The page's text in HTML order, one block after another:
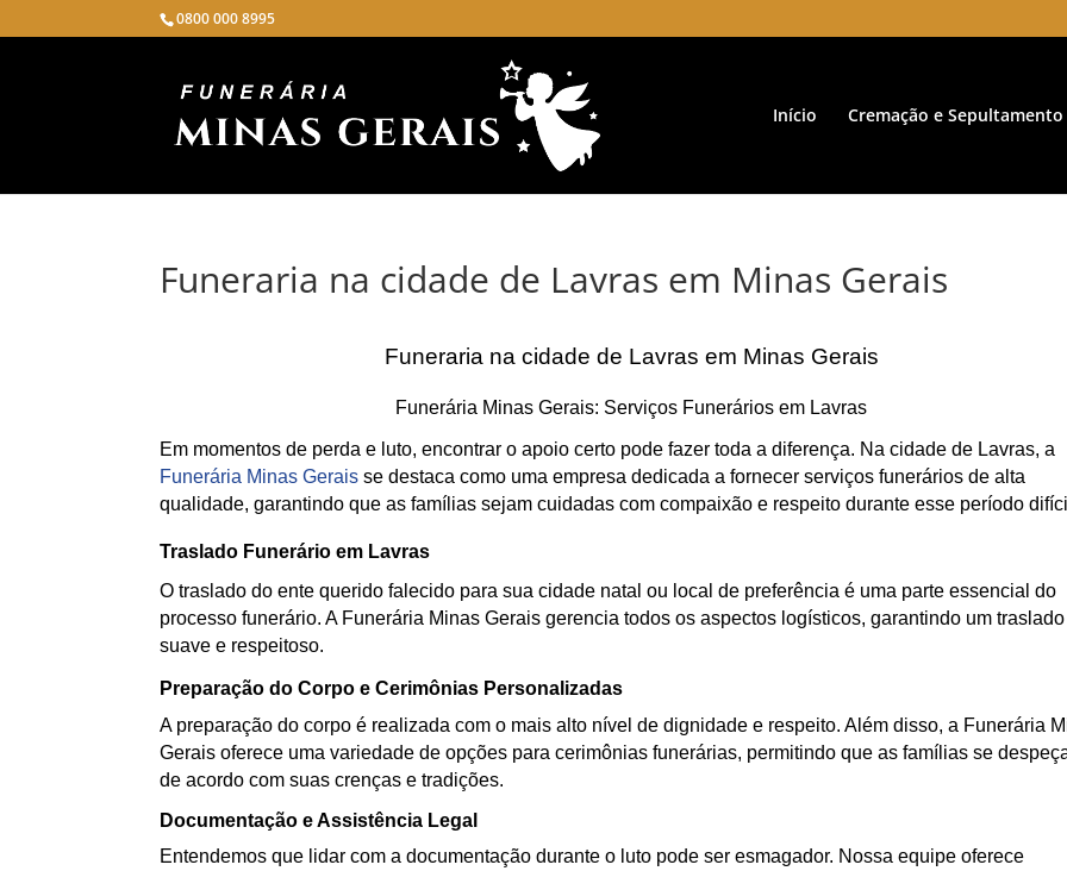
0800 000 8995
Início Cremação e Sepultamento
Funeraria na cidade de Lavras em Minas Gerais
Funeraria na cidade de Lavras em Minas Gerais
Funerária Minas Gerais: Serviços Funerários em Lavras
Em momentos de perda e luto, encontrar o apoio certo pode fazer toda a diferença. Na cidade de Lavras, a
Funerária Minas Gerais se destaca como uma empresa dedicada a fornecer serviços funerários de alta
qualidade, garantindo que as famílias sejam cuidadas com compaixão e respeito durante esse período
Traslado Funerário em Lavras
O traslado do ente querido falecido para sua cidade natal ou local de preferência é uma parte essencial do
processo funerário. A Funerária Minas Gerais gerencia todos os aspectos logísticos, garantindo um traslado
suave e respeitoso.
Preparação do Corpo e Cerimônias Personalizadas
A preparação do corpo é realizada com o mais alto nível de dignidade e respeito. Além disso, a Funerária
Gerais oferece uma variedade de opções para cerimônias funerárias, permitindo que as famílias se
de acordo com suas crenças e tradições.
Documentação e Assistência Legal
Entendemos que lidar com a documentação durante o luto pode ser esmagador. Nossa equipe oferece